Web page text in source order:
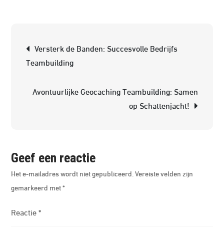
Versterk de Banden: Succesvolle Bedrijfs
Teambuilding
Avontuurlijke Geocaching Teambuilding: Samen
op Schattenjacht!
Geef een reactie
Het e-mailadres wordt niet gepubliceerd. Vereiste velden zijn
gemarkeerd met*
Reactie*